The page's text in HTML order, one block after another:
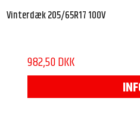
Vinterdæk 205/65R17 100V
982,50 DKK